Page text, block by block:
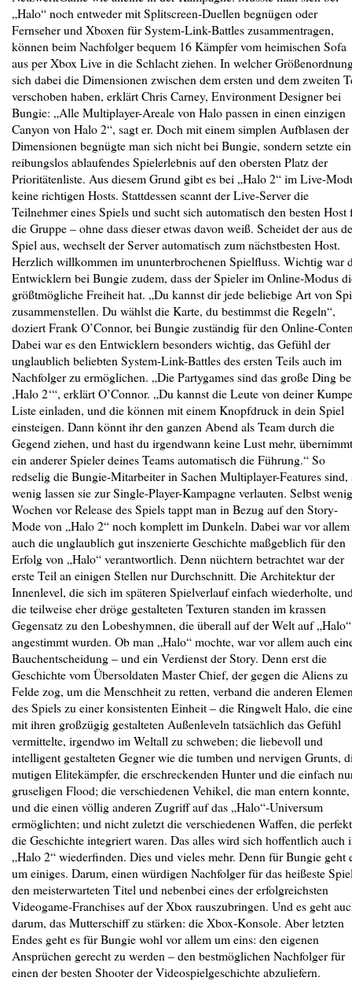
„Halo“ noch entweder mit Splitscreen-Duellen begnügen oder
Fernseher und Xboxen für System-Link-Battles zusammentragen,
können beim Nachfolger bequem 16 Kämpfer vom heimischen Sofa
aus per Xbox Live in die Schlacht ziehen. In welcher
sich dabei die Dimensionen zwischen dem ersten und dem zweiten
verschoben haben, erklärt Chris Carney, Environment Designer bei
Bungie: „Alle Multiplayer-Areale von Halo passen in einen einzigen
Canyon von Halo 2“, sagt er. Doch mit einem simplen Aufblasen der
Dimensionen begnügte man sich nicht bei Bungie, sondern setzte ein
reibungslos ablaufendes Spielerlebnis auf den obersten Platz der
Prioritätenliste. Aus diesem Grund gibt es bei „Halo 2“ im Live-
keine richtigen Hosts. Stattdessen scannt der Live-Server die
Teilnehmer eines Spiels und sucht sich automatisch den besten Host
die Gruppe – ohne dass dieser etwas davon weiß. Scheidet der aus
Spiel aus, wechselt der Server automatisch zum nächstbesten Host.
Herzlich willkommen im ununterbrochenen Spielfluss. Wichtig war
Entwicklern bei Bungie zudem, dass der Spieler im Online-Modus
größtmögliche Freiheit hat. „Du kannst dir jede beliebige Art von
zusammenstellen. Du wählst die Karte, du bestimmst die Regeln“,
doziert Frank O’Connor, bei Bungie zuständig für den Online-
Dabei war es den Entwicklern besonders wichtig, das Gefühl der
unglaublich beliebten System-Link-Battles des ersten Teils auch im
Nachfolger zu ermöglichen. „Die Partygames sind das große Ding
,Halo 2‘“, erklärt O’Connor. „Du kannst die Leute von deiner
Liste einladen, und die können mit einem Knopfdruck in dein Spiel
einsteigen. Dann könnt ihr den ganzen Abend als Team durch die
Gegend ziehen, und hast du irgendwann keine Lust mehr, übernimmt
ein anderer Spieler deines Teams automatisch die Führung.“ So
redselig die Bungie-Mitarbeiter in Sachen Multiplayer-Features sind,
wenig lassen sie zur Single-Player-Kampagne verlauten. Selbst
Wochen vor Release des Spiels tappt man in Bezug auf den Story-
Mode von „Halo 2“ noch komplett im Dunkeln. Dabei war vor allem
auch die unglaublich gut inszenierte Geschichte maßgeblich für den
Erfolg von „Halo“ verantwortlich. Denn nüchtern betrachtet war der
erste Teil an einigen Stellen nur Durchschnitt. Die Architektur der
Innenlevel, die sich im späteren Spielverlauf einfach wiederholte,
die teilweise eher dröge gestalteten Texturen standen im krassen
Gegensatz zu den Lobeshymnen, die überall auf der Welt auf „Halo“
angestimmt wurden. Ob man „Halo“ mochte, war vor allem auch
Bauchentscheidung – und ein Verdienst der Story. Denn erst die
Geschichte vom Übersoldaten Master Chief, der gegen die Aliens zu
Felde zog, um die Menschheit zu retten, verband die anderen
des Spiels zu einer konsistenten Einheit – die Ringwelt Halo, die
mit ihren großzügig gestalteten Außenleveln tatsächlich das Gefühl
vermittelte, irgendwo im Weltall zu schweben; die liebevoll und
intelligent gestalteten Gegner wie die tumben und nervigen Grunts,
mutigen Elitekämpfer, die erschreckenden Hunter und die einfach
gruseligen Flood; die verschiedenen Vehikel, die man entern konnte,
und die einen völlig anderen Zugriff auf das „Halo“-Universum
ermöglichten; und nicht zuletzt die verschiedenen Waffen, die
die Geschichte integriert waren. Das alles wird sich hoffentlich auch
„Halo 2“ wiederfinden. Dies und vieles mehr. Denn für Bungie geht
um einiges. Darum, einen würdigen Nachfolger für das heißeste
den meisterwarteten Titel und nebenbei eines der erfolgreichsten
Videogame-Franchises auf der Xbox rauszubringen. Und es geht
darum, das Mutterschiff zu stärken: die Xbox-Konsole. Aber letzten
Endes geht es für Bungie wohl vor allem um eins: den eigenen
Ansprüchen gerecht zu werden – den bestmöglichen Nachfolger für
einen der besten Shooter der Videospielgeschichte abzuliefern.